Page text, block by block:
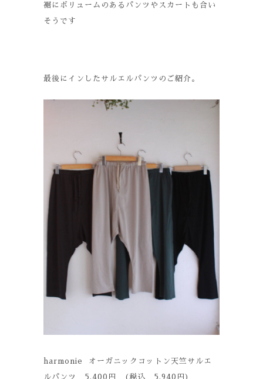
裾にボリュームのあるパンツやスカートも合い
そうです
最後にインしたサルエルパンツのご紹介。
harmonie オーガニックコットン天竺サルエ
ルパンツ 5,400円 (税込 5,940円)